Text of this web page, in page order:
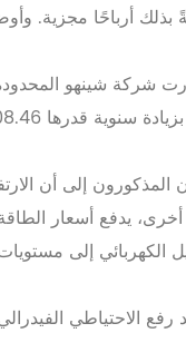
بذلك أرباحًا
المذكورون إلى أن
يدفع أسعار الطاقة
الاحتياطي